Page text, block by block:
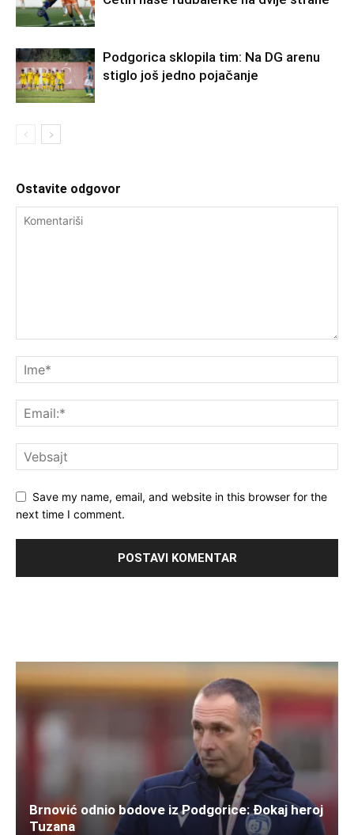
Podgorica sklopila tim: Na DG arenu
stiglo još jedno pojačanje
Ostavite odgovor
Save my name, email, and website in this browser for the
next time I comment.
Brnović odnio bodove iz Podgorice: Đokaj heroj
Tuzana